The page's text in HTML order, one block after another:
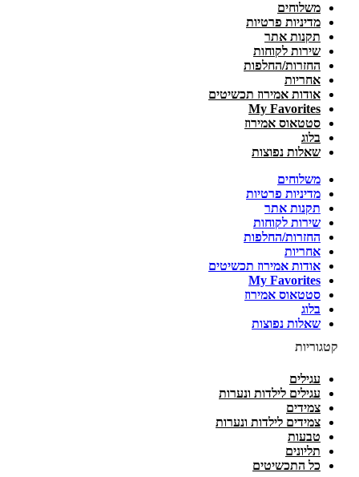
משלוחים
מדיניות פרטיות
תקנות אתר
שירות לקוחות
החזרות/החלפות
אחריות
אודות אמירוז תכשיטים
My Favorites
סטטאוס אמירוז
בלוג
שאלות נפוצות
משלוחים
מדיניות פרטיות
תקנות אתר
שירות לקוחות
החזרות/החלפות
אחריות
אודות אמירוז תכשיטים
My Favorites
סטטאוס אמירוז
בלוג
שאלות נפוצות
קטגוריות
עגילים
עגילים לילדות ונערות
צמידים
צמידים לילדות ונערות
טבעות
תליונים
כל התכשיטים